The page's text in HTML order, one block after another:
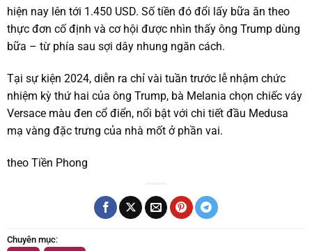
hiện nay lên tới 1.450 USD. Số tiền đó đổi lấy bữa ăn theo
thực đơn cố định và cơ hội được nhìn thấy ông Trump dùng
bữa – từ phía sau sợi dây nhung ngăn cách.
Tại sự kiện 2024, diễn ra chỉ vài tuần trước lễ nhậm chức
nhiệm kỳ thứ hai của ông Trump, bà Melania chọn chiếc váy
Versace màu đen cổ điển, nổi bật với chi tiết đầu Medusa
mạ vàng đặc trưng của nhà mốt ở phần vai.
theo Tiền Phong
Chuyên mục: